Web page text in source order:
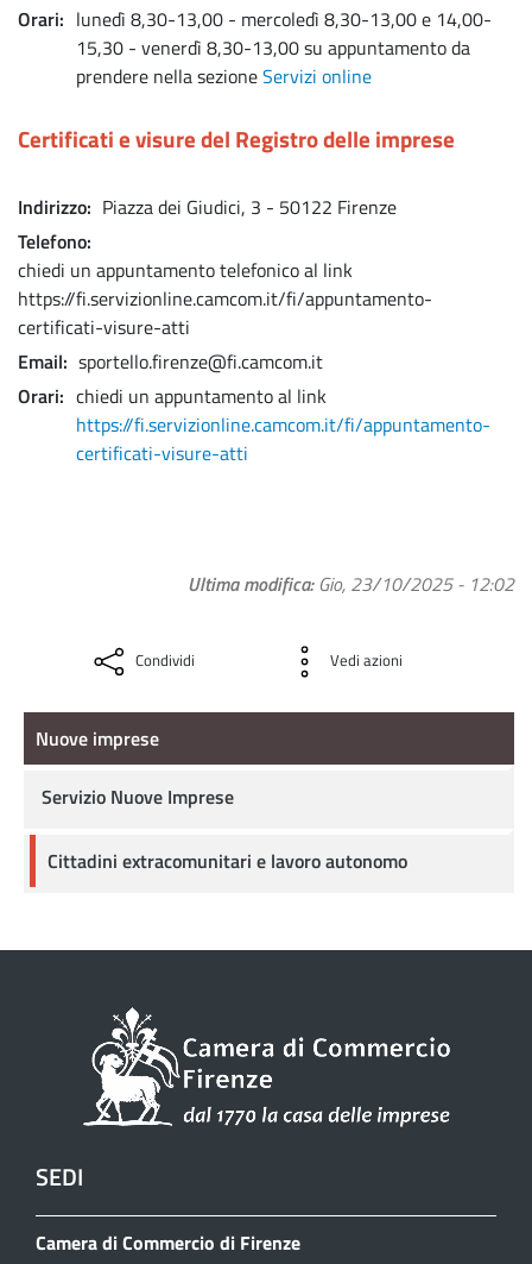
Orari
lunedì 8,30-13,00 - mercoledì 8,30-13,00 e 14,00-
15,30 - venerdì 8,30-13,00 su appuntamento da
prendere nella sezioneServizi online
Certificati e visure del Registro delle imprese
Indirizzo Piazza dei Giudici, 3 - 50122 Firenze
Telefono
chiedi un appuntamento telefonico al link
https://fi.servizionline.camcom.it/fi/appuntamento-
certificati-visure-atti
Email sportello.firenze@fi.camcom.it
Orari
chiedi un appuntamento al link
https://fi.servizionline.camcom.it/fi/appuntamento-
certificati-visure-atti
Ultima modifica Gio, 23/10/2025 - 12:02
Condividi Vedi azioni
Nuove imprese
Nuove imprese
Servizio Nuove Imprese
Cittadini extracomunitari e lavoro autonomo
SEDI
Camera di Commercio di Firenze